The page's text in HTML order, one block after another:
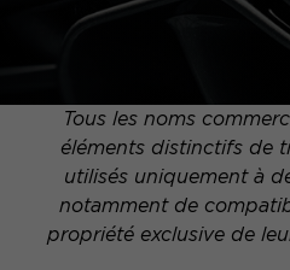
Tous les noms
éléments distinctifs de
utilisés uniquement à
notamment de
propriété exclusive de